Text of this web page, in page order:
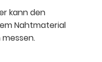
kann den
Nahtmaterial